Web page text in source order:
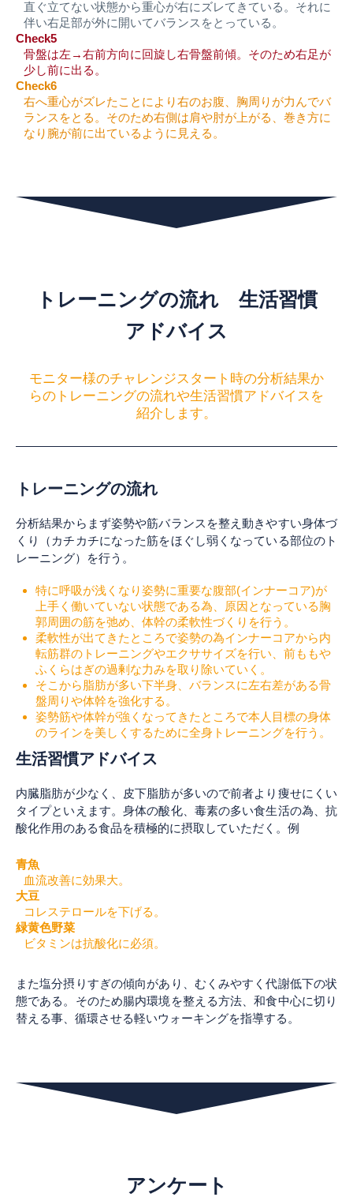
直ぐ立てない状態から重心が右にズレてきている。それに
伴い右足部が外に開いてバランスをとっている。
Check5
骨盤は左→右前方向に回旋し右骨盤前傾。そのため右足が
少し前に出る。
Check6
右へ重心がズレたことにより右のお腹、胸周りが力んでバ
ランスをとる。そのため右側は肩や肘が上がる、巻き方に
なり腕が前に出ているように見える。
トレーニングの流れ 生活習慣
アドバイス
モニター様のチャレンジスタート時の分析結果か
らのトレーニングの流れや生活習慣アドバイスを
紹介します。
トレーニングの流れ
分析結果からまず姿勢や筋バランスを整え動きやすい身体づ
くり（カチカチになった筋をほぐし弱くなっている部位のト
レーニング）を行う。
特に呼吸が浅くなり姿勢に重要な腹部(インナーコア)が
上手く働いていない状態である為、原因となっている胸
郭周囲の筋を弛め、体幹の柔軟性づくりを行う。
柔軟性が出てきたところで姿勢の為インナーコアから内
転筋群のトレーニングやエクササイズを行い、前ももや
ふくらはぎの過剰な力みを取り除いていく。
そこから脂肪が多い下半身、バランスに左右差がある骨
盤周りや体幹を強化する。
姿勢筋や体幹が強くなってきたところで本人目標の身体
のラインを美しくするために全身トレーニングを行う。
生活習慣アドバイス
内臓脂肪が少なく、皮下脂肪が多いので前者より痩せにくい
タイプといえます。身体の酸化、毒素の多い食生活の為、抗
酸化作用のある食品を積極的に摂取していただく。 例
青魚
血流改善に効果大。
大豆
コレステロールを下げる。
緑黄色野菜
ビタミンは抗酸化に必須。
また塩分摂りすぎの傾向があり、むくみやすく代謝低下の状
態である。そのため腸内環境を整える方法、和食中心に切り
替える事、循環させる軽いウォーキングを指導する。
アンケート